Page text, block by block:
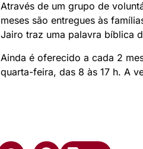
Através de um grupo de
meses são entregues às
Jairo traz uma palavra bíblica
Ainda é oferecido a cada 2
quarta-feira, das 8 às 17 h. A